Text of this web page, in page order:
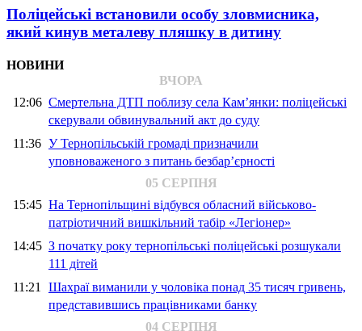
Поліцейські встановили особу зловмисника,
який кинув металеву пляшку в дитину
НОВИНИ
ВЧОРА
12:06 Смертельна ДТП поблизу села Кам’янки: поліцейські
скерували обвинувальний акт до суду
11:36 У Тернопільській громаді призначили
уповноваженого з питань безбар’єрності
05 СЕРПНЯ
15:45 На Тернопільщині відбувся обласний військово-
патріотичний вишкільний табір «Легіонер»
14:45 З початку року тернопільські поліцейські розшукали
111 дітей
11:21 Шахраї виманили у чоловіка понад 35 тисяч гривень,
представившись працівниками банку
04 СЕРПНЯ